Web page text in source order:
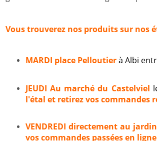
Vous trouverez nos produits sur nos
MARDI place Pelloutierà Albi
JEUDI Au marché du Castelviel
l'étal et retirez vos commandes
VENDREDI directement au
vos commandes passées en ligne